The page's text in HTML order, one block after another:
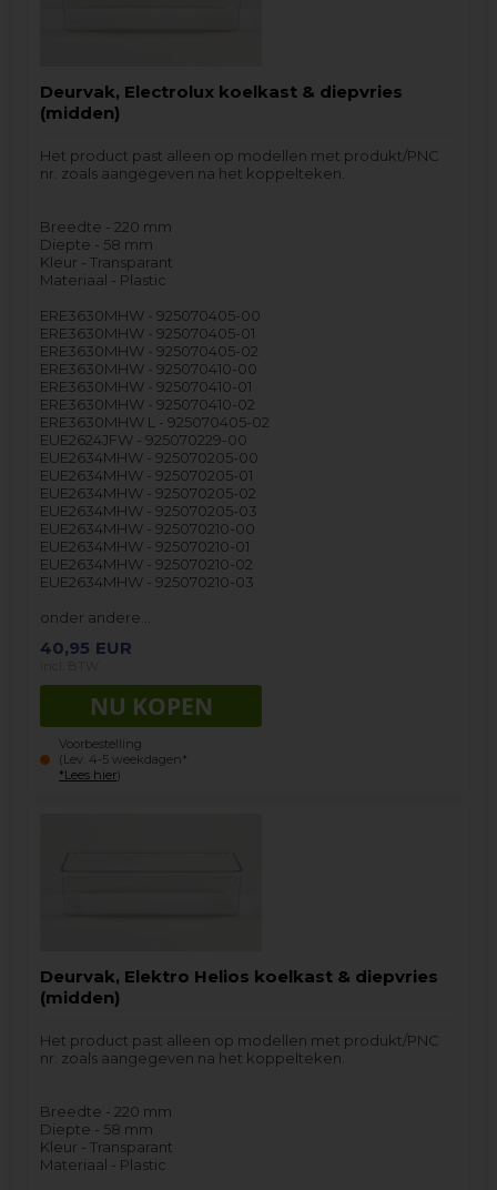
Deurvak, Electrolux koelkast & diepvries
(midden)
Het product past alleen op modellen met produkt/PNC
nr. zoals aangegeven na het koppelteken.
Breedte - 220 mm
Diepte - 58 mm
Kleur - Transparant
Materiaal - Plastic
ERE3630MHW - 925070405-00
ERE3630MHW - 925070405-01
ERE3630MHW - 925070405-02
ERE3630MHW - 925070410-00
ERE3630MHW - 925070410-01
ERE3630MHW - 925070410-02
ERE3630MHW L - 925070405-02
EUE2624JFW - 925070229-00
EUE2634MHW - 925070205-00
EUE2634MHW - 925070205-01
EUE2634MHW - 925070205-02
EUE2634MHW - 925070205-03
EUE2634MHW - 925070210-00
EUE2634MHW - 925070210-01
EUE2634MHW - 925070210-02
EUE2634MHW - 925070210-03
onder andere…
40,95 EUR
Voorbestelling
(Lev. 4-5 weekdagen*
*Lees hier)
Deurvak, Elektro Helios koelkast & diepvries
(midden)
Het product past alleen op modellen met produkt/PNC
nr. zoals aangegeven na het koppelteken.
Breedte - 220 mm
Diepte - 58 mm
Kleur - Transparant
Materiaal - Plastic